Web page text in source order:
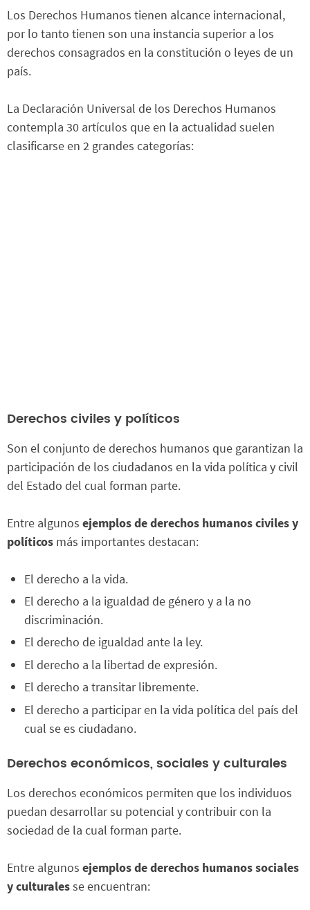
Los Derechos Humanos tienen alcance internacional,
por lo tanto tienen son una instancia superior a los
derechos consagrados en la constitución o leyes de un
país.
La Declaración Universal de los Derechos Humanos
contempla 30 artículos que en la actualidad suelen
clasificarse en 2 grandes categorías:
Derechos civiles y políticos
Son el conjunto de derechos humanos que garantizan la
participación de los ciudadanos en la vida política y civil
del Estado del cual forman parte.
Entre algunos ejemplos de derechos humanos civiles y
políticos más importantes destacan:
El derecho a la vida.
El derecho a la igualdad de género y a la no
discriminación.
El derecho de igualdad ante la ley.
El derecho a la libertad de expresión.
El derecho a transitar libremente.
El derecho a participar en la vida política del país del
cual se es ciudadano.
Derechos económicos, sociales y culturales
Los derechos económicos permiten que los individuos
puedan desarrollar su potencial y contribuir con la
sociedad de la cual forman parte.
Entre algunos ejemplos de derechos humanos sociales
y culturalesse encuentran: